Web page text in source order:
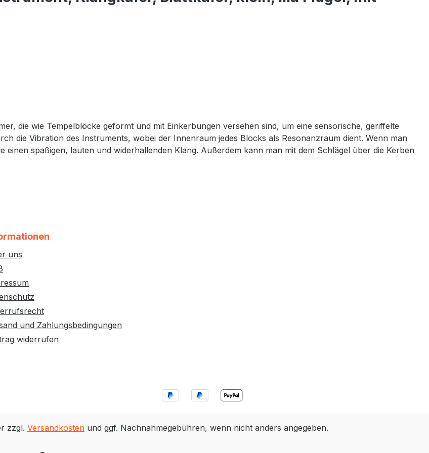
die wie Tempelblöcke geformt und mit Einkerbungen versehen sind, um eine sensorische, geriffelte
die Vibration des Instruments, wobei der Innenraum jedes Blocks als Resonanzraum dient. Wenn man
einen spaßigen, lauten und widerhallenden Klang. Außerdem kann man mit dem Schlägel über die Kerben
uns
und Zahlungsbedingungen
widerrufen
zzgl. Versandkosten und ggf. Nachnahmegebühren, wenn nicht anders angegeben.